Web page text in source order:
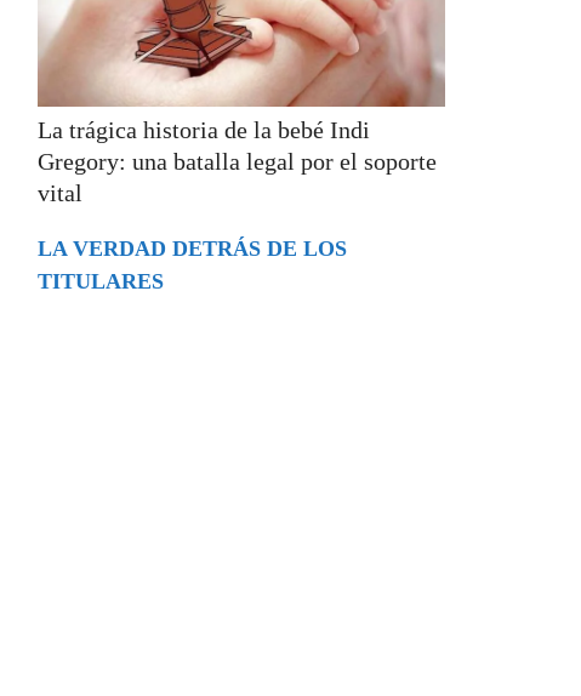
La trágica historia de la bebé Indi
Gregory: una batalla legal por el soporte
vital
LA VERDAD DETRÁS DE LOS
TITULARES